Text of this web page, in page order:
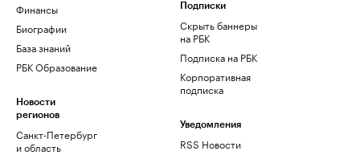
Финансы
Биографии
База знаний
РБК Образование
Новости
регионов
Санкт-Петербург
и область
Подписки
Скрыть баннеры
на РБК
Подписка на РБК
Корпоративная
подписка
Уведомления
RSS Новости